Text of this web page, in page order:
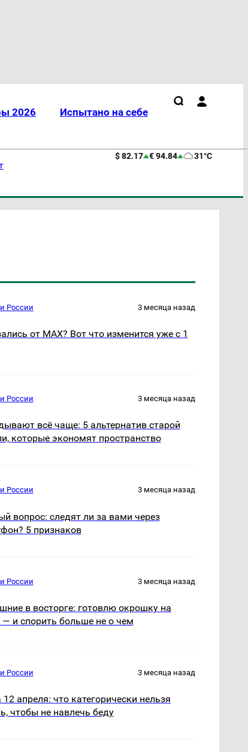
2026 Испытано на себе
$ 82.17 € 94.84 31°C
России 3 месяца назад
от MAX? Вот что изменится уже с 1
России 3 месяца назад
всё чаще: 5 альтернатив старой
которые экономят пространство
России 3 месяца назад
вопрос: следят ли за вами через
5 признаков
России 3 месяца назад
в восторге: готовлю окрошку на
— и спорить больше не о чем
России 3 месяца назад
12 апреля: что категорически нельзя
чтобы не навлечь беду